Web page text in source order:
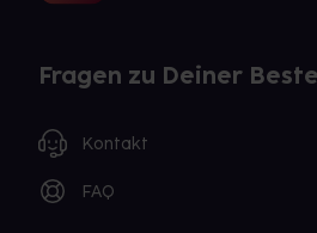
Fragen zu Deiner
Kontakt
FAQ